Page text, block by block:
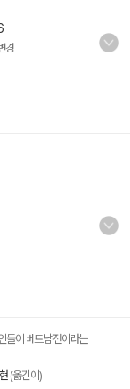
경
들이 베트남전이라는
(옮긴이)